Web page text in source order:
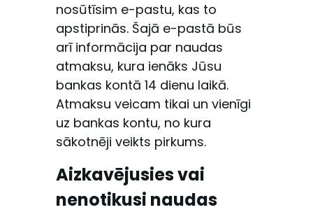
nosūtīsim e-pastu, kas to
apstiprinās. Šajā e-pastā būs
arī informācija par naudas
atmaksu, kura ienāks Jūsu
bankas kontā 14 dienu laikā.
Atmaksu veicam tikai un vienīgi
uz bankas kontu, no kura
sākotnēji veikts pirkums.
Aizkavējusies vai
nenotikusi naudas